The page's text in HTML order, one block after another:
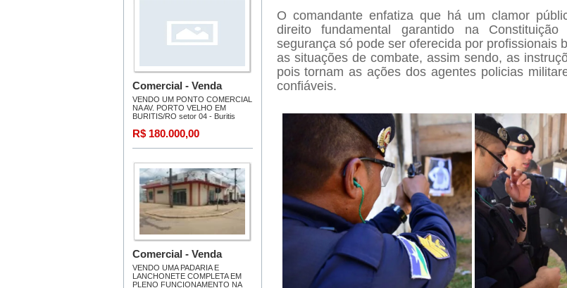
O comandante enfatiza que há um clamor
direito fundamental garantido na
segurança só pode ser oferecida por profissionais
as situações de combate, assim sendo, as
pois tornam as ações dos agentes policias
confiáveis.